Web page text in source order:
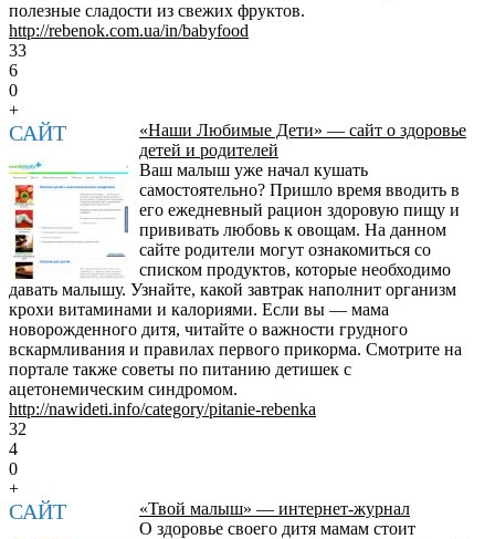
полезные сладости из свежих фруктов.
http://rebenok.com.ua/in/babyfood
33
6
0
+
САЙТ
«Наши Любимые Дети» — сайт о здоровье
детей и родителей
Ваш малыш уже начал кушать
самостоятельно? Пришло время вводить в
его ежедневный рацион здоровую пищу и
прививать любовь к овощам. На данном
сайте родители могут ознакомиться со
списком продуктов, которые необходимо
давать малышу. Узнайте, какой завтрак наполнит организм
крохи витаминами и калориями. Если вы — мама
новорожденного дитя, читайте о важности грудного
вскармливания и правилах первого прикорма. Смотрите на
портале также советы по питанию детишек с
ацетонемическим синдромом.
http://nawideti.info/category/pitanie-rebenka
32
4
0
+
САЙТ
«Твой малыш» — интернет-журнал
О здоровье своего дитя мамам стоит